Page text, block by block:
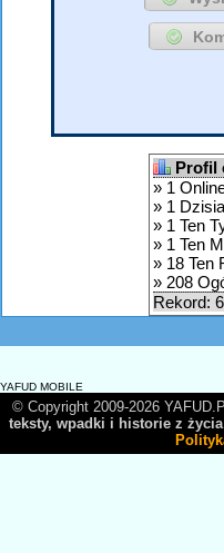
Profil
» 1
» 1
» 1 Ten
» 1 Ten
» 18 Ten
» 208
Rekord:
YAFUD MOBILE
© Copyright 2009-2026
teksty, wpadki i historie z